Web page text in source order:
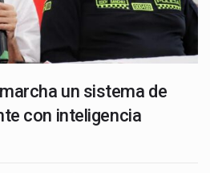
un sistema de
con inteligencia